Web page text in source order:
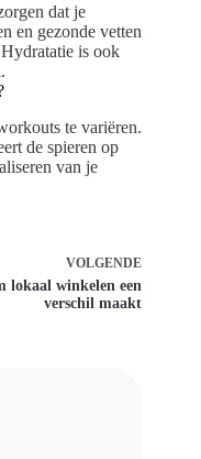
dat je
en gezonde vetten
is ook
te variëren.
de spieren op
van je
VOLGENDE
lokaal winkelen een
verschil maakt